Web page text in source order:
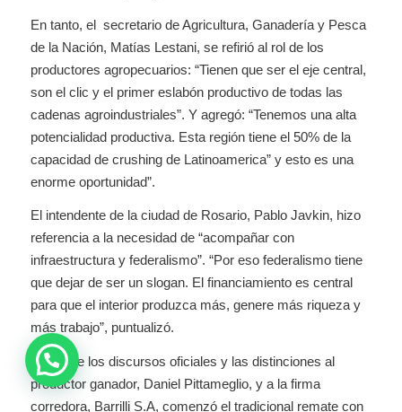
En tanto, el secretario de Agricultura, Ganadería y Pesca
de la Nación, Matías Lestani, se refirió al rol de los
productores agropecuarios: “Tienen que ser el eje central,
son el clic y el primer eslabón productivo de todas las
cadenas agroindustriales”. Y agregó: “Tenemos una alta
potencialidad productiva. Esta región tiene el 50% de la
capacidad de crushing de Latinoamerica” y esto es una
enorme oportunidad”.
El intendente de la ciudad de Rosario, Pablo Javkin, hizo
referencia a la necesidad de “acompañar con
infraestructura y federalismo”. “Por eso federalismo tiene
que dejar de ser un slogan. El financiamiento es central
para que el interior produzca más, genere más riqueza y
más trabajo”, puntualizó.
Luego de los discursos oficiales y las distinciones al
productor ganador, Daniel Pittameglio, y a la firma
corredora, Barrilli S.A, comenzó el tradicional remate con